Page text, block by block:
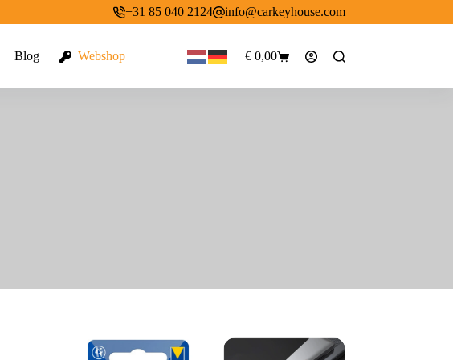
+31 85 040 2124 info@carkeyhouse.com
Blog Webshop Winkelwagen
€0,00